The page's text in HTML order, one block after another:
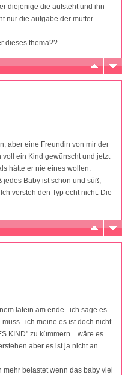
diejenige die aufsteht und ihn
nur die aufgabe der mutter..
dieses thema??
aber eine Freundin von mir der
ein Kind gewünscht und jetzt
hätte er nie eines wollen.
Baby ist schön und süß,
versteh den Typ echt nicht. Die
latein am ende.. ich sage es
ich meine es ist doch nicht
KIND" zu kümmern... wäre es
aber es ist ja nicht an
belastet wenn das baby viel